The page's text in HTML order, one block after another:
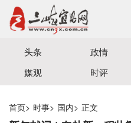
宜昌三峡融媒体中心主办
头条 政情
媒观
时评
首页> 时事> 国内> 正文